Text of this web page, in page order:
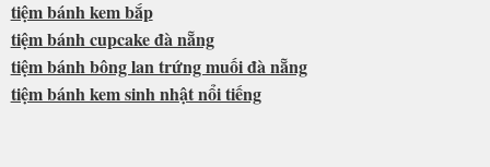
tiệm bánh kem bắp
tiệm bánh cupcake đà nẵng
tiệm bánh bông lan trứng muối đà nẵng
tiệm bánh kem sinh nhật nổi tiếng